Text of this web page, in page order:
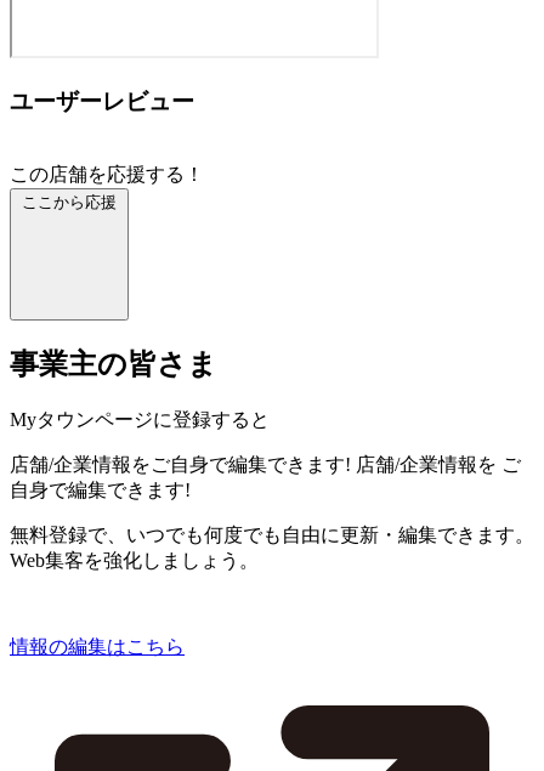
ユーザーレビュー
この店舗を応援する！
ここから応援
事業主の皆さま
Myタウンページに登録すると
店舗/企業情報をご自身で編集できます! 店舗/企業情報を ご
自身で編集できます!
無料登録で、いつでも何度でも自由に更新・編集できます。
Web集客を強化しましょう。
情報の編集はこちら